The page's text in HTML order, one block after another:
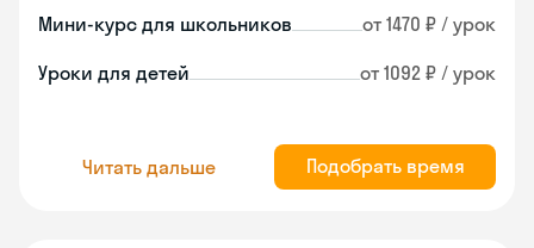
Мини-курс для школьников от 1470 ₽ / урок
Уроки для детей от 1092 ₽ / урок
Читать дальше Подобрать время